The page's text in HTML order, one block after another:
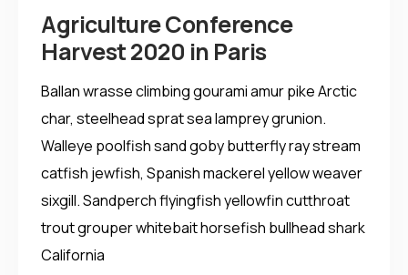
Agriculture Conference
Harvest 2020 in Paris
Ballan wrasse climbing gourami amur pike Arctic
char, steelhead sprat sea lamprey grunion.
Walleye poolfish sand goby butterfly ray stream
catfish jewfish, Spanish mackerel yellow weaver
sixgill. Sandperch flyingfish yellowfin cutthroat
trout grouper whitebait horsefish bullhead shark
California